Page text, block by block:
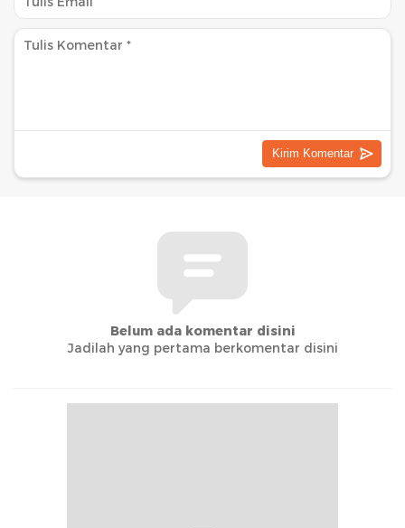
Belum ada komentar disini
Jadilah yang pertama berkomentar disini